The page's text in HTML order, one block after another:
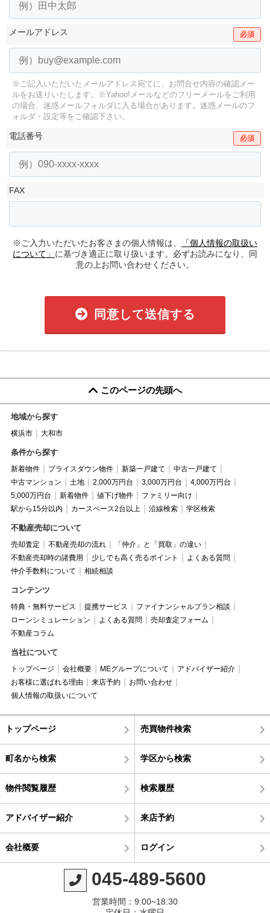
メールアドレス 必須
※ご記入いただいたメールアドレス宛てに、お問合せ内容の確認メー
ルをお送りいたします。
※Yahoo!メールなどのフリーメールをご利用
の場合、迷惑メールフォルダに入る場合があります。 迷惑メールのフ
ォルダ・設定等をご確認下さい。
電話番号 必須
FAX
※ご入力いただいたお客さまの個人情報は、
「個人情報の取扱い
について」 に基づき適正に取り扱います。必ずお読みになり、同
意の上お問い合わせください。
同意して送信する
このページの先頭へ
地域から探す
横浜市 大和市
条件から探す
新着物件 プライスダウン物件 新築一戸建て
中古一戸建て
中古マンション
土地 2,000万円台 3,000万円台
4,000万円台
5,000万円台
新着物件 値下げ物件
ファミリー向け
駅から15分以内
カースペース2台以上 沿線検索 学区検索
不動産売却について
売却査定 不動産売却の流れ
「仲介」と「買取」の違い
不動産売却時の諸費用
少しでも高く売るポイント
よくある質問
仲介手数料について
相続相談
コンテンツ
特典・無料サービス 提携サービス
ファイナンシャルプラン相談
ローンシミュレーション
よくある質問
売却査定フォーム
不動産コラム
当社について
トップページ 会社概要 MEグループについて
アドバイザー紹介
お客様に選ばれる理由
来店予約
お問い合わせ
個人情報の取扱いについて
トップページ 売買物件検索
町名から検索 学区から検索
物件閲覧履歴 検索履歴
アドバイザー紹介 来店予約
会社概要 ログイン
045-489-5600
営業時間：9:00~18:30